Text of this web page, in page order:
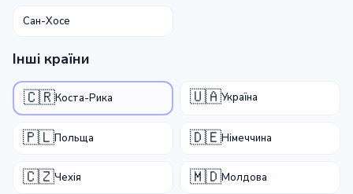
Сан-Хосе
Інші країни
🇨🇷Коста-Рика 🇺🇦Україна
🇵🇱Польща 🇩🇪Німеччина
🇨🇿Чехія 🇲🇩Молдова